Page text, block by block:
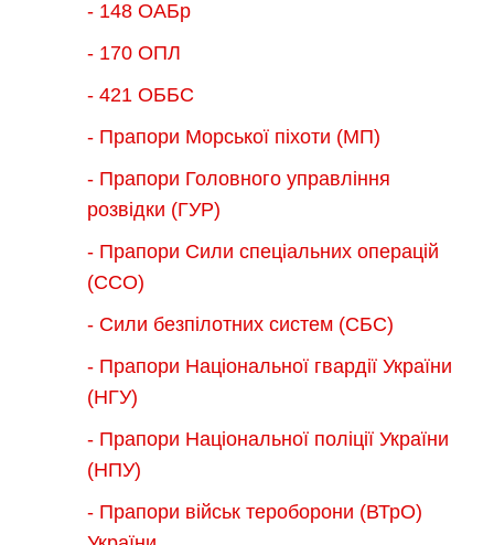
- 148 ОАБр
- 170 ОПЛ
- 421 ОББС
- Прапори Морської піхоти (МП)
- Прапори Головного управління
розвідки (ГУР)
- Прапори Сили спеціальних операцій
(ССО)
- Сили безпілотних систем (СБС)
- Прапори Національної гвардії України
(НГУ)
- Прапори Національної поліції України
(НПУ)
- Прапори військ тероборони (ВТрО)